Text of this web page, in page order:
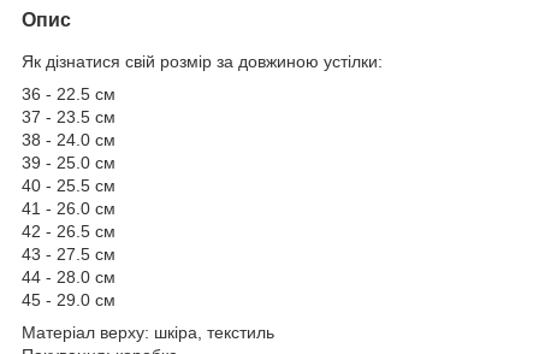
Опис
Як дізнатися свій розмір за довжиною устілки:
36 - 22.5 см
37 - 23.5 см
38 - 24.0 см
39 - 25.0 см
40 - 25.5 см
41 - 26.0 см
42 - 26.5 см
43 - 27.5 см
44 - 28.0 см
45 - 29.0 см
Матеріал верху: шкіра, текстиль